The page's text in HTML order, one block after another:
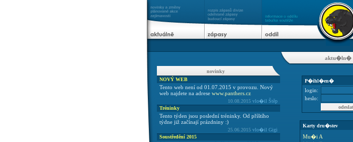
aktu�ln�
novinky
NOVÝ WEB
Tento web není od 01.07.2015 v provozu. Nový
web najdete na adrese www.panthers.cz
10.08.2015 vlo�il Štěp
Tréninky
Tento týden jsou poslední tréninky. Od příštího
týdne již začínají prázdniny :)
25.06.2015 vlo�il Gigi
Soustředění 2015
P�ihl�en�
login:
heslo:
Karty dru�stev
Mu�i A